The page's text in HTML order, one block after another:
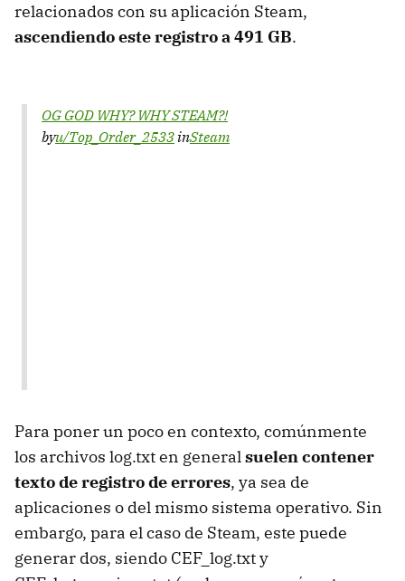
relacionados con su aplicación Steam,
ascendiendo este registro a 491 GB.
OG GOD WHY? WHY STEAM?!
byu/Top_Order_2533 inSteam
Para poner un poco en contexto, comúnmente
los archivos log.txt en generalsuelen contener
texto de registro de errores, ya sea de
aplicaciones o del mismo sistema operativo. Sin
embargo, para el caso de Steam, este puede
generar dos, siendo CEF_log.txt y